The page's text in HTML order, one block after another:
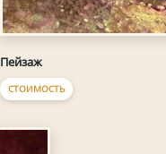
Пейзаж
СТОИМОСТЬ